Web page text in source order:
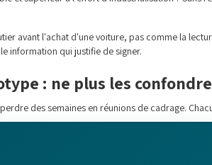
avant l'achat d'une voiture, pas comme la
information qui justifie de signer.
: ne plus les confondre
des semaines en réunions de cadrage.